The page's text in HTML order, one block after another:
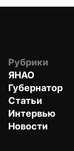
Рубрики
ЯНАО
Губернатор
Статьи
Интервью
Новости